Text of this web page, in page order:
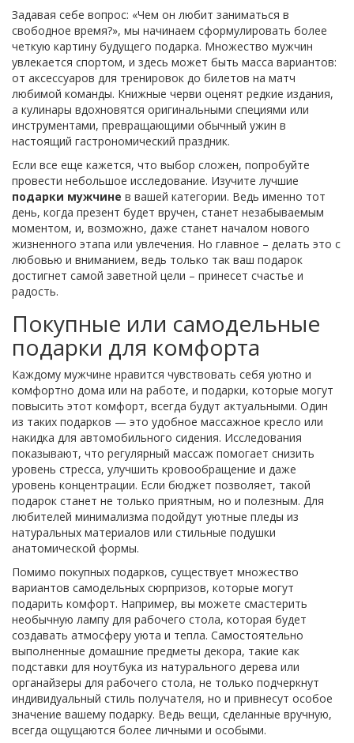
Задавая себе вопрос: «Чем он любит заниматься в
свободное время?», мы начинаем сформулировать более
четкую картину будущего подарка. Множество мужчин
увлекается спортом, и здесь может быть масса вариантов:
от аксессуаров для тренировок до билетов на матч
любимой команды. Книжные черви оценят редкие издания,
а кулинары вдохновятся оригинальными специями или
инструментами, превращающими обычный ужин в
настоящий гастрономический праздник.
Если все еще кажется, что выбор сложен, попробуйте
провести небольшое исследование. Изучите лучшие
подарки мужчине в вашей категории. Ведь именно тот
день, когда презент будет вручен, станет незабываемым
моментом, и, возможно, даже станет началом нового
жизненного этапа или увлечения. Но главное – делать это с
любовью и вниманием, ведь только так ваш подарок
достигнет самой заветной цели – принесет счастье и
радость.
Покупные или самодельные
подарки для комфорта
Каждому мужчине нравится чувствовать себя уютно и
комфортно дома или на работе, и подарки, которые могут
повысить этот комфорт, всегда будут актуальными. Один
из таких подарков — это удобное массажное кресло или
накидка для автомобильного сидения. Исследования
показывают, что регулярный массаж помогает снизить
уровень стресса, улучшить кровообращение и даже
уровень концентрации. Если бюджет позволяет, такой
подарок станет не только приятным, но и полезным. Для
любителей минимализма подойдут уютные пледы из
натуральных материалов или стильные подушки
анатомической формы.
Помимо покупных подарков, существует множество
вариантов самодельных сюрпризов, которые могут
подарить комфорт. Например, вы можете смастерить
необычную лампу для рабочего стола, которая будет
создавать атмосферу уюта и тепла. Самостоятельно
выполненные домашние предметы декора, такие как
подставки для ноутбука из натурального дерева или
органайзеры для рабочего стола, не только подчеркнут
индивидуальный стиль получателя, но и привнесут особое
значение вашему подарку. Ведь вещи, сделанные вручную,
всегда ощущаются более личными и особыми.